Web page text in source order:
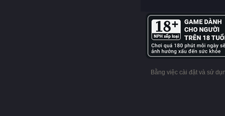
Bằng việc cài đặt và sử